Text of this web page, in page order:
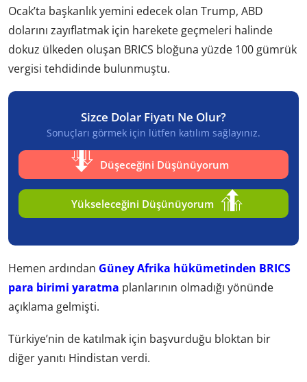
Ocak’ta başkanlık yemini edecek olan Trump, ABD
dolarını zayıflatmak için harekete geçmeleri halinde
dokuz ülkeden oluşan BRICS bloğuna yüzde 100 gümrük
vergisi tehdidinde bulunmuştu.
Sizce Dolar Fiyatı Ne Olur?
Sonuçları görmek için lütfen katılım sağlayınız.
Düşeceğini Düşünüyorum
Yükseleceğini Düşünüyorum
Hemen ardından Güney Afrika hükümetinden BRICS
para birimi yaratma planlarının olmadığı yönünde
açıklama gelmişti.
Türkiye’nin de katılmak için başvurduğu bloktan bir
diğer yanıtı Hindistan verdi.